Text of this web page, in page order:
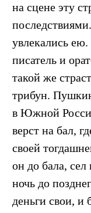
на сцене эту
увлекались
писатель и
такой же
трибун.
в Южной
верст на бал,
своей
он до бала,
ночь до
деньги свои, и